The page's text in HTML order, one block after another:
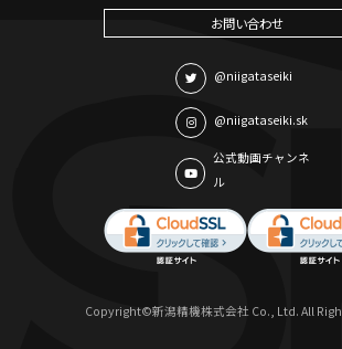
お問い合わせ
@niigataseiki
@niigataseiki.sk
公式動画チャンネ
ル
Copyright©新潟精機株式会社 Co., Ltd. All